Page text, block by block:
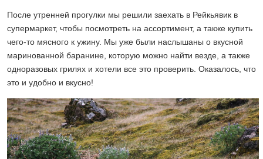
После утренней прогулки мы решили заехать в Рейкьявик в
супермаркет, чтобы посмотреть на ассортимент, а также купить
чего-то мясного к ужину. Мы уже были наслышаны о вкусной
маринованной баранине, которую можно найти везде, а также
одноразовых грилях и хотели все это проверить. Оказалось, что
это и удобно и вкусно!